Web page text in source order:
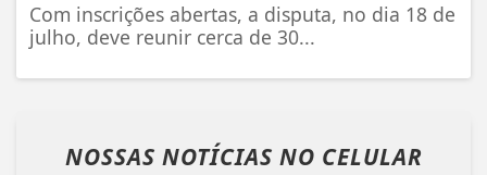
Com inscrições abertas, a disputa, no dia 18 de
julho, deve reunir cerca de 30...
NOSSAS NOTÍCIAS NO CELULAR